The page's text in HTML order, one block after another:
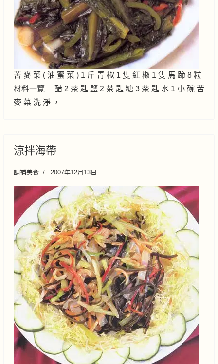
苦 麥 菜 ( 油 蜜 菜 ) 1 斤 青 椒 1 隻 紅 椒 1 隻 馬 蹄 8 粒
材料一覽 醋 2 茶 匙 鹽 2 茶 匙 糖 3 茶 匙 水 1 小 碗 苦
麥 菜 洗 淨 ，
涼拌海帶
調補美食 2007年12月13日